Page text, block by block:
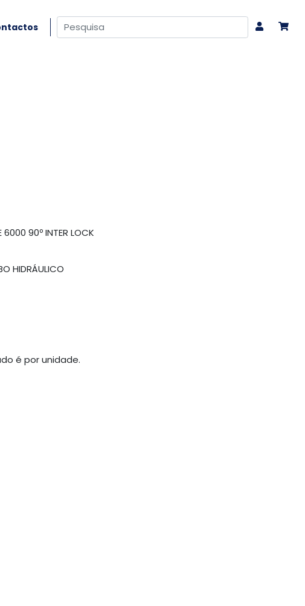
6000 90º INTER LOCK
HIDRÁULICO
é por unidade.